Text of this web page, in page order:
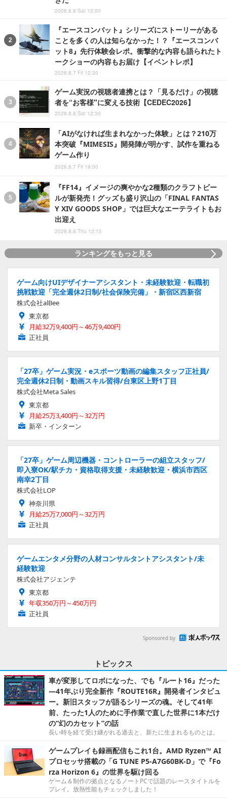
2026.8.8 Sat 12:00
『エースコンバット』シリーズにストーリーがある
ことを多くの人は知らなかった！？『エースコンバ
ット8』先行体験会レポ。衝撃的な内容も語られたト
ークショーの内容もお届け【イベントレポ】
2026.8.7 Fri 12:30
ゲーム実況の視聴者連携とは？「見るだけ」の視聴
者を“お客様"に変える技術【CEDEC2026】
2026.8.8 Sat 12:30
「AIがなければ生まれなかった体験」とは？210万
本突破『MIMESIS』開発陣が明かす、試作を重ねる
ゲーム作り
2026.8.7 Fri 19:00
『FF14』イメージの爽やかな2種類のクラフトビー
ルが新発売！グッズも盛り沢山の「FINAL FANTAS
Y XIV GOODS SHOP」では巨大なエーテライトもお
出迎え
2026.8.6 Thu 12:15
ランキングをもっと見る
ゲーム向けUIデザイナーアシスタント・未経験歓迎・転職初
挑戦歓迎「完全週休2日制/社会保険完備」・新宿区西新宿
株式会社alBee
東京都
月給32万9,400円～46万9,400円
正社員
「27卒」ゲーム実況・eスポーツ動画の編集スタッフ正社員/
完全週休2日制・動画スキル習得/台東区上野1丁目
株式会社Meta Sales
東京都
月給25万3,400円～32万円
新卒・インターン
「27卒」ゲーム周辺機器・コントローラーの組立スタッフ/
即入寮OK/駅チカ・資格取得支援・未経験歓迎・横浜市西区
南幸2丁目
株式会社LOP
神奈川県
月給25万7,000円～32万円
正社員
ゲームエンタメ分野の人材コンサルタントアシスタント/未
経験歓迎
株式会社アジェンテ
東京都
年収350万円～450万円
正社員
Sponsored by
トピックス
車が変形してロボになった、でも『ルート16』だった
―41年ぶり完全新作『ROUTE16R』開発者インタビュ
ー。新旧スタッフが語るシリーズの魂。そして41年
前、たった1人のために手作業で直した世界に1本だけ
の“幻のカセット”の話
長い時を経て受け継がれる過去と、新たに生まれるものとは。
ゲームプレイも録画配信もこれ1台。AMD Ryzen™ AI
プロセッサ搭載の「G TUNE P5-A7G60BK-D」で『Fo
rza Horizon 6』の世界を駆け回る
ゲーム＆制作の拠点となるノートPCで話題のレースタイトルを
プレイ。放熱性能もチェックしました！